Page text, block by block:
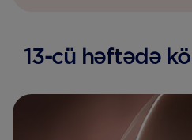
13-cü həftədə